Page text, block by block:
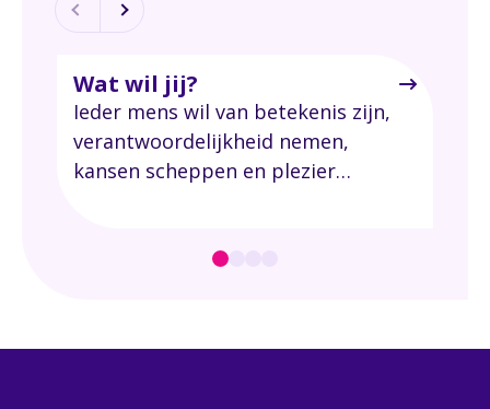
Wat wil jij?
Ieder mens wil van betekenis zijn,
verantwoordelijkheid nemen,
kansen scheppen en plezier